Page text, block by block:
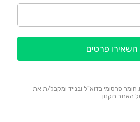
פרסומי בדוא"ל ובנייד ומקבל/ת את
האתר תקנון
השאירו פרטים